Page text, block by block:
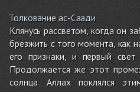
Толкование ас-Саади
Клянусь рассветом, когда он
брезжить с того момента, как
его признаки, и первый свет
Продолжается же этот
солнца. Аллах поклялся